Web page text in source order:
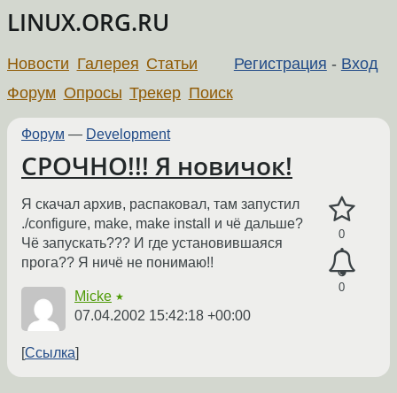
LINUX.ORG.RU
Регистрация - Вход
Новости Галерея Статьи
Форум Опросы Трекер Поиск
Форум — Development
СРОЧНО!!! Я новичок!
0
0
Я скачал архив, распаковал, там запустил
./configure, make, make install и чё дальше?
Чё запускать??? И где установившаяся
прога?? Я ничё не понимаю!!
Micke ★
07.04.2002 15:42:18 +00:00
Ссылка